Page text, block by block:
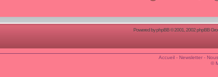
Powered byphpBB© 2001, 2002 phpBB
Accueil- Newsletter-
©